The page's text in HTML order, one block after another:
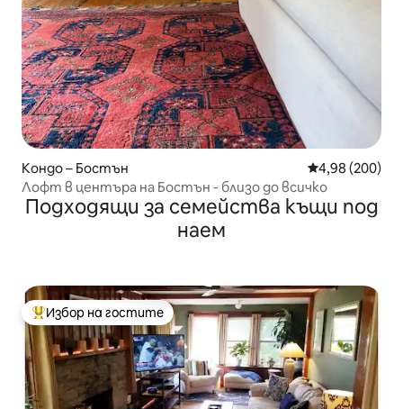
Кондо – Бостън Средна
4,98 (200)
Лофт в центъра на Бостън - близо до всичко
Подходящи за семейства къщи под
наем
Най-популярен избор на гостите
Избор на гостите